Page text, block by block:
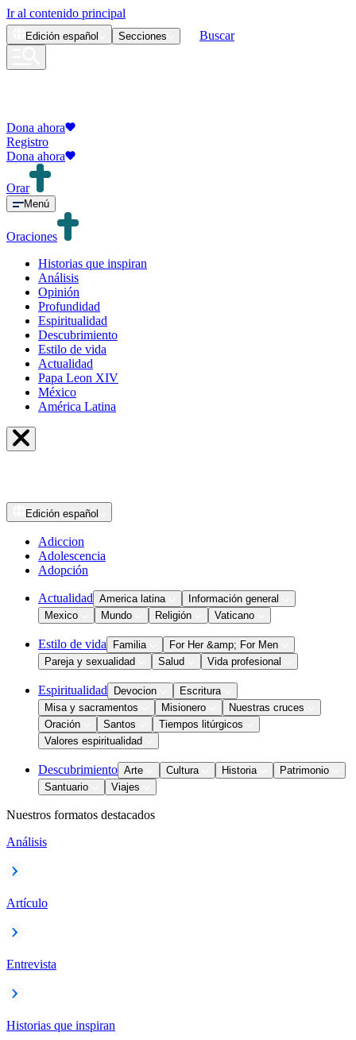
Ir al contenido principal
Edición español Secciones Buscar
Dona ahora
Registro
Dona ahora
Orar
Menú
Oraciones
Historias que inspiran
Análisis
Opinión
Profundidad
Espiritualidad
Descubrimiento
Estilo de vida
Actualidad
Papa Leon XIV
México
América Latina
Edición español
Adiccion
Adolescencia
Adopción
Actualidad America latina
Información general
Mexico
Mundo Religión Vaticano
Estilo de vida Familia
For Her &amp; For Men
Pareja y sexualidad
Salud Vida profesional
Espiritualidad Devocion
Escritura
Misa y sacramentos
Misionero
Nuestras cruces
Oración
Santos
Tiempos litúrgicos
Valores espiritualidad
Descubrimiento Arte Cultura Historia
Patrimonio
Santuario
Viajes
Nuestros formatos destacados
Análisis
Artículo
Entrevista
Historias que inspiran